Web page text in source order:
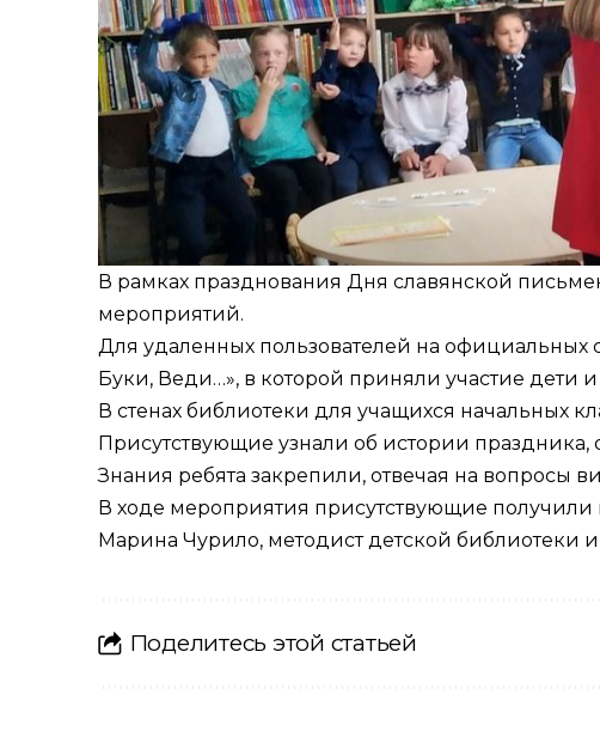
В рамках празднования Дня славянской
мероприятий.
Для удаленных пользователей на официальных
Буки, Веди…», в которой приняли участие дети
В стенах библиотеки для учащихся начальных
Присутствующие узнали об истории
Знания ребята закрепили, отвечая на вопросы
В ходе мероприятия присутствующие
Марина Чурило, методист детской библиотеки
Поделитесь этой статьей